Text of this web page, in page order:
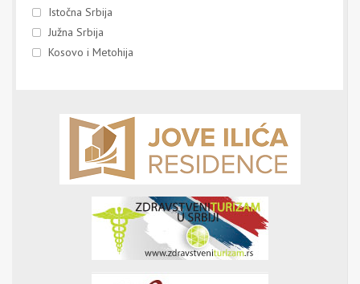
Istočna Srbija
Južna Srbija
Kosovo i Metohija